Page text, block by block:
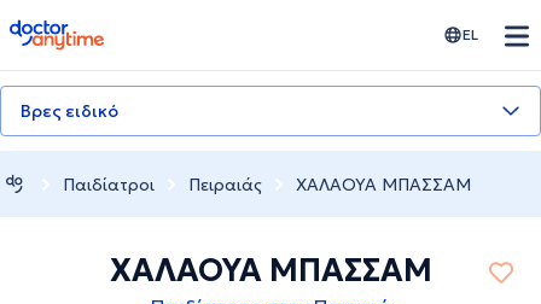
doctoranytime EL
Βρες ειδικό
Παιδίατροι Πειραιάς ΧΑΛΑΟΥΑ ΜΠΑΣΣΑΜ
ΧΑΛΑΟΥΑ ΜΠΑΣΣΑΜ